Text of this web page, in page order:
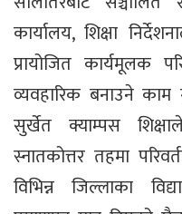
कार्यालय, शिक्षा
प्रायोजित कार्यमूलक
व्यवहारिक बनाउने
सुर्खेत क्याम्पस
स्नातकोत्तर तहमा
विभिन्न जिल्लाका